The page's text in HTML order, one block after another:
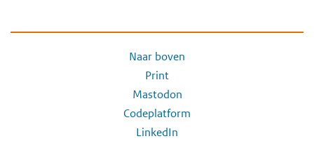
Naar boven
Print
Mastodon
Codeplatform
LinkedIn